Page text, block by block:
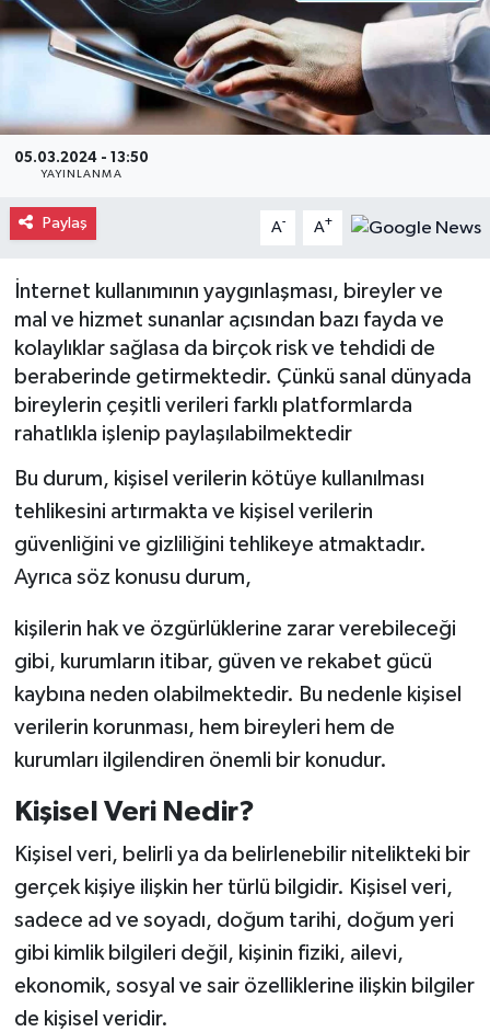
05.03.2024 - 13:50
YAYINLANMA
Paylaş A- A+
İnternet kullanımının yaygınlaşması, bireyler ve
mal ve hizmet sunanlar açısından bazı fayda ve
kolaylıklar sağlasa da birçok risk ve tehdidi de
beraberinde getirmektedir. Çünkü sanal dünyada
bireylerin çeşitli verileri farklı platformlarda
rahatlıkla işlenip paylaşılabilmektedir
Bu durum, kişisel verilerin kötüye kullanılması
tehlikesini artırmakta ve kişisel verilerin
güvenliğini ve gizliliğini tehlikeye atmaktadır.
Ayrıca söz konusu durum,
kişilerin hak ve özgürlüklerine zarar verebileceği
gibi, kurumların itibar, güven ve rekabet gücü
kaybına neden olabilmektedir. Bu nedenle kişisel
verilerin korunması, hem bireyleri hem de
kurumları ilgilendiren önemli bir konudur.
Kişisel Veri Nedir?
Kişisel veri, belirli ya da belirlenebilir nitelikteki bir
gerçek kişiye ilişkin her türlü bilgidir. Kişisel veri,
sadece ad ve soyadı, doğum tarihi, doğum yeri
gibi kimlik bilgileri değil, kişinin fiziki, ailevi,
ekonomik, sosyal ve sair özelliklerine ilişkin bilgiler
de kişisel veridir.
Gayrimenkul
Eğitim